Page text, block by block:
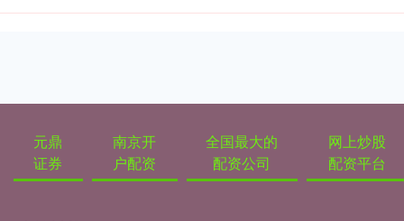
元鼎
证券
南京开
户配资
全国最大的
配资公司
网上炒股
配资平台